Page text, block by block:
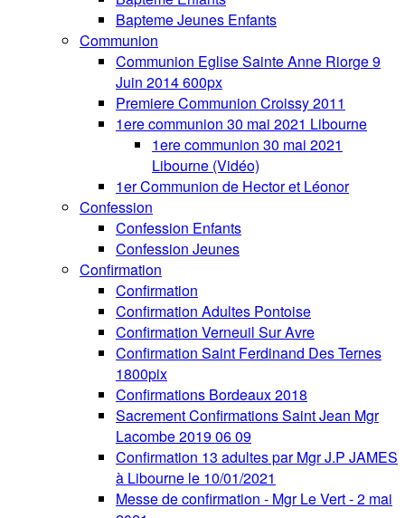
Bapteme Jeunes Enfants
Communion
Communion Eglise Sainte Anne Riorge 9
Juin 2014 600px
Premiere Communion Croissy 2011
1ere communion 30 mai 2021 Libourne
1ere communion 30 mai 2021
Libourne (Vidéo)
1er Communion de Hector et Léonor
Confession
Confession Enfants
Confession Jeunes
Confirmation
Confirmation
Confirmation Adultes Pontoise
Confirmation Verneuil Sur Avre
Confirmation Saint Ferdinand Des Ternes
1800pix
Confirmations Bordeaux 2018
Sacrement Confirmations Saint Jean Mgr
Lacombe 2019 06 09
Confirmation 13 adultes par Mgr J.P JAMES
à Libourne le 10/01/2021
Messe de confirmation - Mgr Le Vert - 2 mai